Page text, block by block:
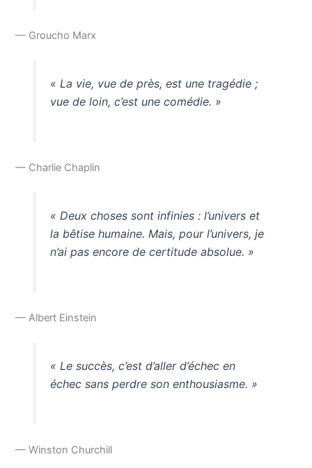
— Groucho Marx
« La vie, vue de près, est une tragédie ;
vue de loin, c’est une comédie. »
— Charlie Chaplin
« Deux choses sont infinies : l’univers et
la bêtise humaine. Mais, pour l’univers, je
n’ai pas encore de certitude absolue. »
— Albert Einstein
« Le succès, c’est d’aller d’échec en
échec sans perdre son enthousiasme. »
— Winston Churchill